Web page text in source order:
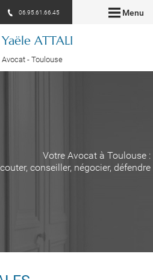
Menu
Yaële ATTALI
Avocat - Toulouse
06.95.61.66.45
Votre Avocat à Toulouse :
conseiller, négocier, défendre